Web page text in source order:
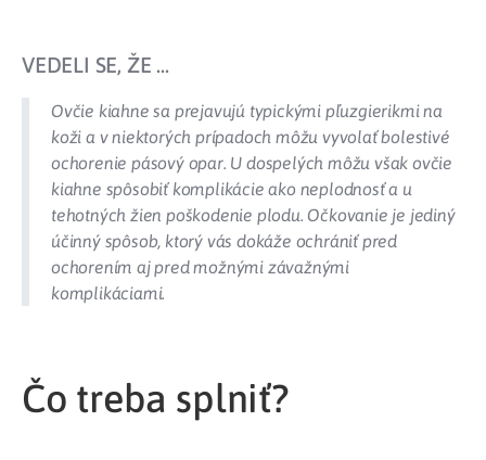
VEDELI SE, ŽE ...
Ovčie kiahne sa prejavujú typickými pľuzgierikmi na
koži a v niektorých prípadoch môžu vyvolať bolestivé
ochorenie pásový opar. U dospelých môžu však ovčie
kiahne spôsobiť komplikácie ako neplodnosť a u
tehotných žien poškodenie plodu. Očkovanie je jediný
účinný spôsob, ktorý vás dokáže ochrániť pred
ochorením aj pred možnými závažnými
komplikáciami.
Čo treba splniť?